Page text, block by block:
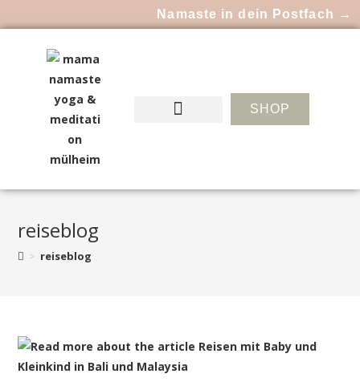
Namaste in dein Postfach →
SHOP
reiseblog
> reiseblog